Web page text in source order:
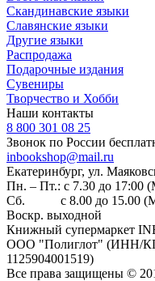
Скандинавские языки
Славянские языки
Другие языки
Распродажа
Подарочные издания
Сувениры
Творчество и Хобби
Наши контакты
8 800 301 08 25
Звонок по России
inbookshop@mail.ru
Екатеринбург, ул.
Пн. – Пт.: с 7.30 до 17:00
Сб. с 8.00 до 15.00
Воскр. выходной
Книжный супермаркет
ООО "Полиглот" (ИНН/
1125904001519)
Все права защищены ©